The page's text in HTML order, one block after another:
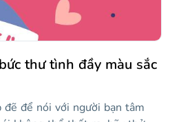
thư tình đầy màu sắc
để nói với người bạn tâm